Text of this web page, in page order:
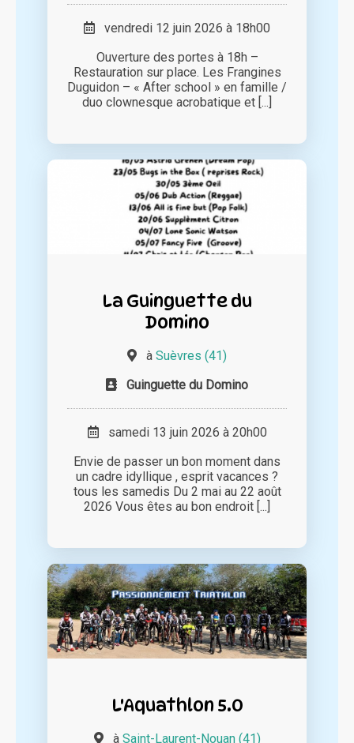
vendredi 12 juin 2026 à 18h00
Ouverture des portes à 18h –
Restauration sur place. Les Frangines
Duguidon – « After school » en famille /
duo clownesque acrobatique et [...]
La Guinguette du
Domino
à Suèvres (41)
Guinguette du Domino
samedi 13 juin 2026 à 20h00
Envie de passer un bon moment dans
un cadre idyllique , esprit vacances ?
tous les samedis Du 2 mai au 22 août
2026 Vous êtes au bon endroit [...]
L'Aquathlon 5.0
à Saint-Laurent-Nouan (41)